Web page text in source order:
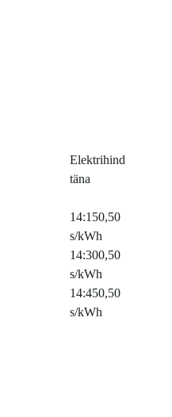
Elektrihind
täna
14:150,50
s/kWh
14:300,50
s/kWh
14:450,50
s/kWh